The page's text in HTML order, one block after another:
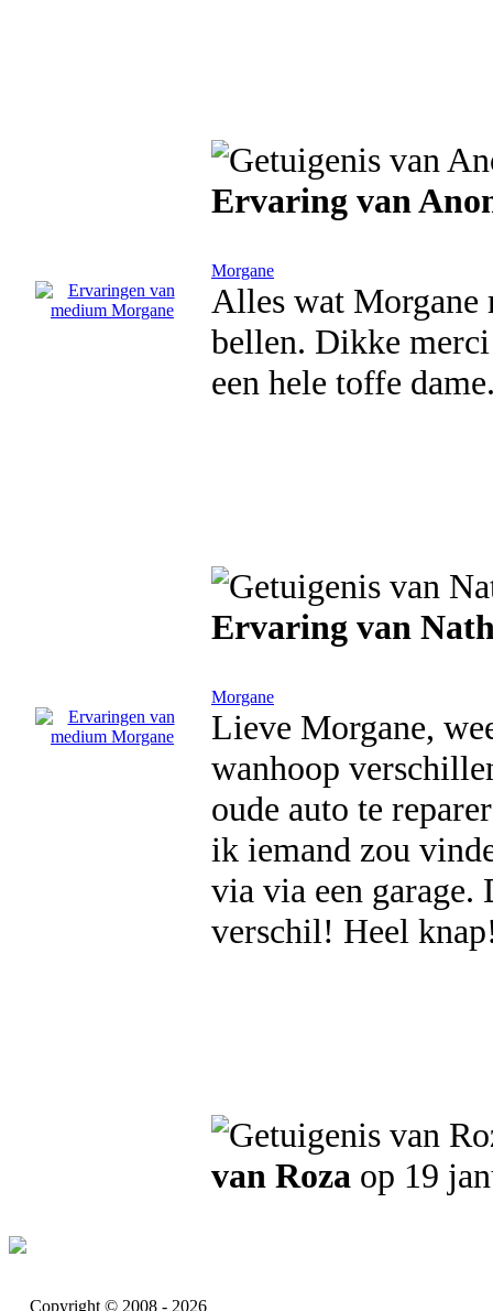
Ervaring van
Morgane
Alles wat Morgane
bellen. Dikke
een hele toffe
Ervaring van
Morgane
Lieve Morgane,
wanhoop
oude auto te
ik iemand zou
via via een garage.
verschil! Heel
van Roza op 19
Copyright © 2008 - 2026